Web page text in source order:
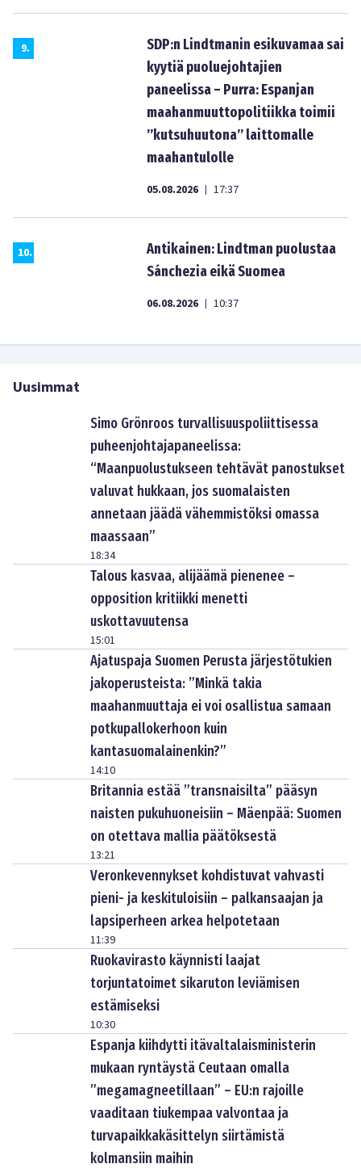
9.
SDP:n Lindtmanin esikuvamaa sai
kyytiä puoluejohtajien
paneelissa – Purra: Espanjan
maahanmuuttopolitiikka toimii
”kutsuhuutona” laittomalle
maahantulolle
05.08.2026 | 17:37
10.
Antikainen: Lindtman puolustaa
Sánchezia eikä Suomea
06.08.2026 | 10:37
Uusimmat
Simo Grönroos turvallisuuspoliittisessa
puheenjohtajapaneelissa:
“Maanpuolustukseen tehtävät panostukset
valuvat hukkaan, jos suomalaisten
annetaan jäädä vähemmistöksi omassa
maassaan”
18:34
Talous kasvaa, alijäämä pienenee –
opposition kritiikki menetti
uskottavuutensa
15:01
Ajatuspaja Suomen Perusta järjestötukien
jakoperusteista: ”Minkä takia
maahanmuuttaja ei voi osallistua samaan
potkupallokerhoon kuin
kantasuomalainenkin?”
14:10
Britannia estää ”transnaisilta” pääsyn
naisten pukuhuoneisiin – Mäenpää: Suomen
on otettava mallia päätöksestä
13:21
Veronkevennykset kohdistuvat vahvasti
pieni- ja keskituloisiin – palkansaajan ja
lapsiperheen arkea helpotetaan
11:39
Ruokavirasto käynnisti laajat
torjuntatoimet sikaruton leviämisen
estämiseksi
10:30
Espanja kiihdytti itävaltalaisministerin
mukaan ryntäystä Ceutaan omalla
”megamagneetillaan” – EU:n rajoille
vaaditaan tiukempaa valvontaa ja
turvapaikkakäsittelyn siirtämistä
kolmansiin maihin